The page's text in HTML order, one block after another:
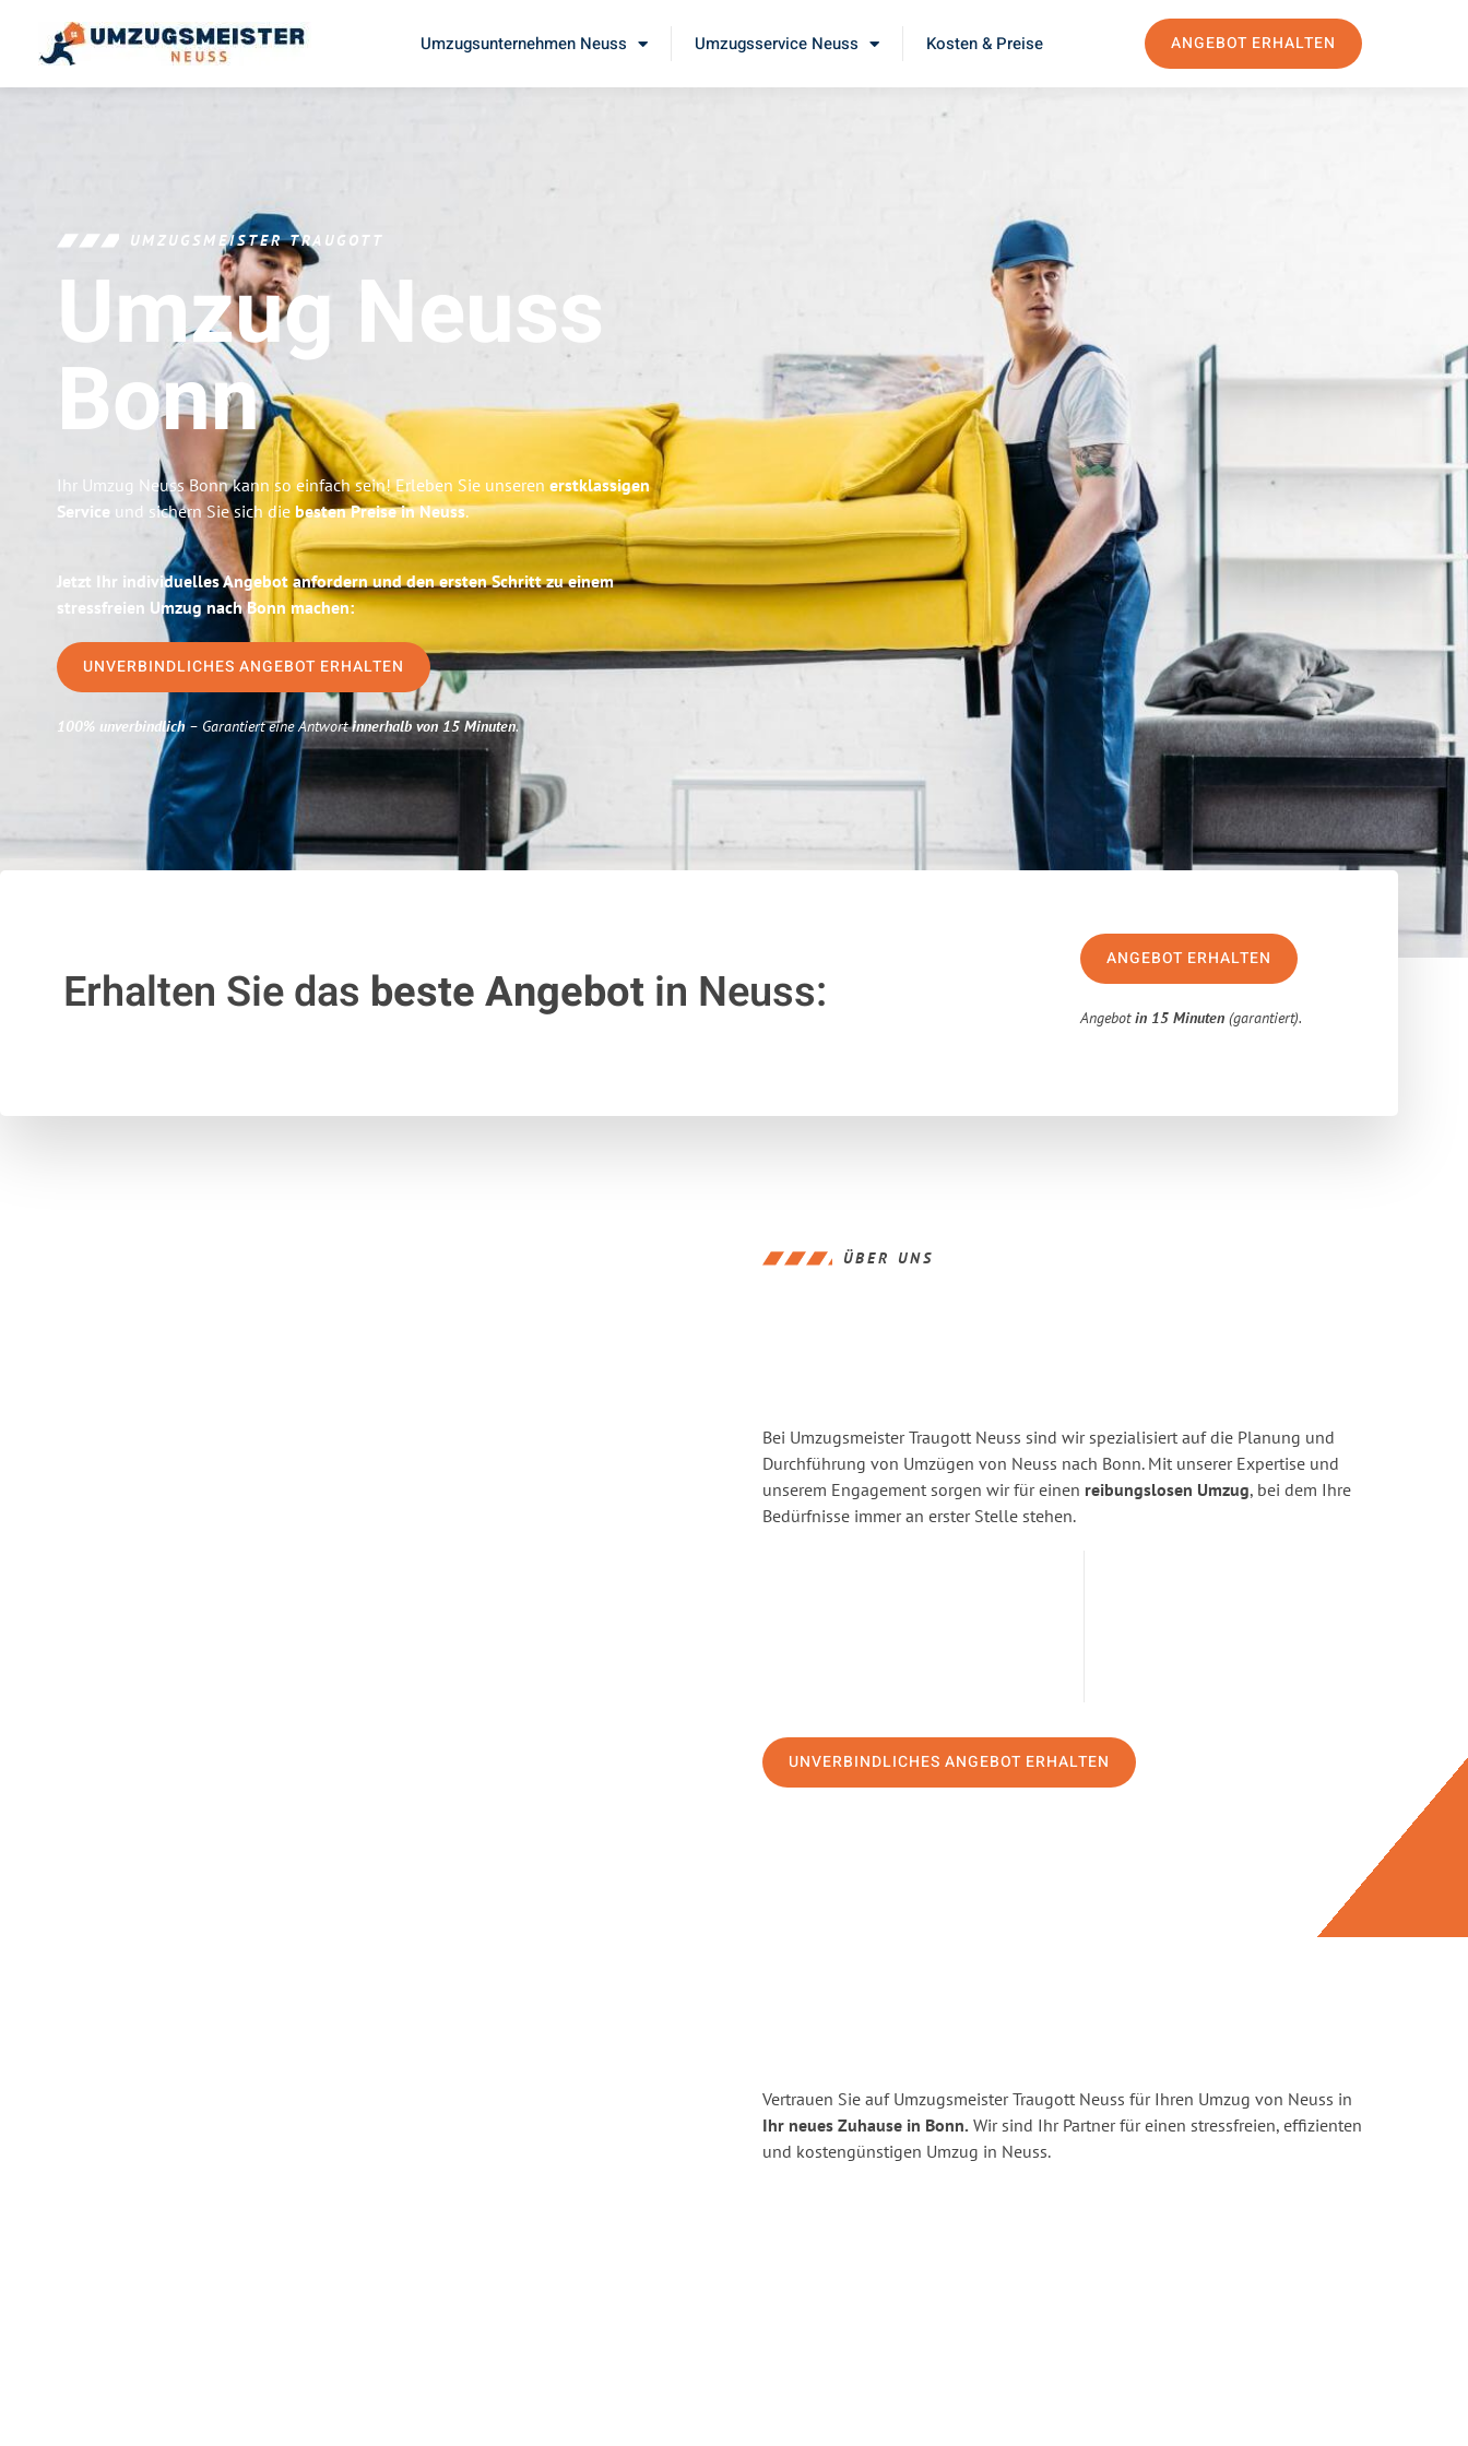
Umzugsunternehmen Neuss Umzugsservice Neuss Kosten & Preise ANGEBOT ERHALTEN
UMZUGSMEISTER TRAUGOTT
Umzug Neuss
Bonn
Ihr Umzug Neuss Bonn kann so einfach sein! Erleben Sie unseren erstklassigen
Service und sichern Sie sich die besten Preise in Neuss.
Jetzt Ihr individuelles Angebot anfordern und den ersten Schritt zu einem
stressfreien Umzug nach Bonn machen:
UNVERBINDLICHES ANGEBOT ERHALTEN
100% unverbindlich– Garantiert eine Antwortinnerhalb von 15 Minuten.
Erhalten Sie das beste Angebotin Neuss:
ANGEBOT ERHALTEN
Angebotin 15 Minuten (garantiert).
ÜBER UNS
Bei Umzugsmeister Traugott Neuss sind wir spezialisiert auf die Planung und
Durchführung von Umzügen von Neuss nach Bonn. Mit unserer Expertise und
unserem Engagement sorgen wir für einen reibungslosen Umzug, bei dem Ihre
Bedürfnisse immer an erster Stelle stehen.
UNVERBINDLICHES ANGEBOT ERHALTEN
Vertrauen Sie auf Umzugsmeister Traugott Neuss für Ihren Umzug von Neuss in
Ihr neues Zuhause in Bonn. Wir sind Ihr Partner für einen stressfreien, effizienten
und kostengünstigen Umzug in Neuss.